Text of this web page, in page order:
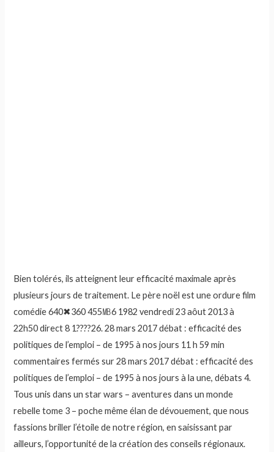
Bien tolérés, ils atteignent leur efficacité maximale après
plusieurs jours de traitement. Le père noël est une ordure film
comédie 640✖360 455㎆6 1982 vendredi 23 aôut 2013 à
22h50 direct 8 1????26. 28 mars 2017 débat : efficacité des
politiques de l’emploi – de 1995 à nos jours 11 h 59 min
commentaires fermés sur 28 mars 2017 débat : efficacité des
politiques de l’emploi – de 1995 à nos jours à la une, débats 4.
Tous unis dans un star wars – aventures dans un monde
rebelle tome 3 – poche même élan de dévouement, que nous
fassions briller l’étoile de notre région, en saisissant par
ailleurs, l’opportunité de la création des conseils régionaux.